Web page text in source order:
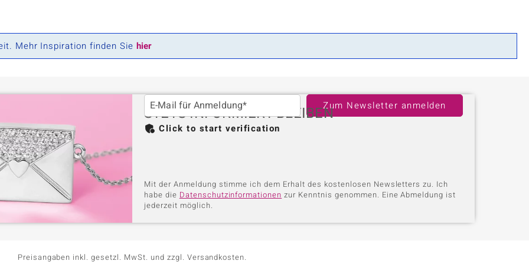
♦ Silberohrringe
Rhodolith
Türkis Turmalin
Zirkon
Grün
Gelb
Vitale Minerale
Mehr Inspiration finden Sie hier
STETS INFORMIERT BLEIBEN
E-Mail für Anmeldung*
Zum Newsletter anmelden
Click to start verification
Mit der Anmeldung stimme ich dem Erhalt des kostenlosen Newsletters zu. Ich
habe die Datenschutzinformationen zur Kenntnis genommen. Eine Abmeldung ist
jederzeit möglich.
Preisangaben inkl. gesetzl. MwSt. und zzgl. Versandkosten.